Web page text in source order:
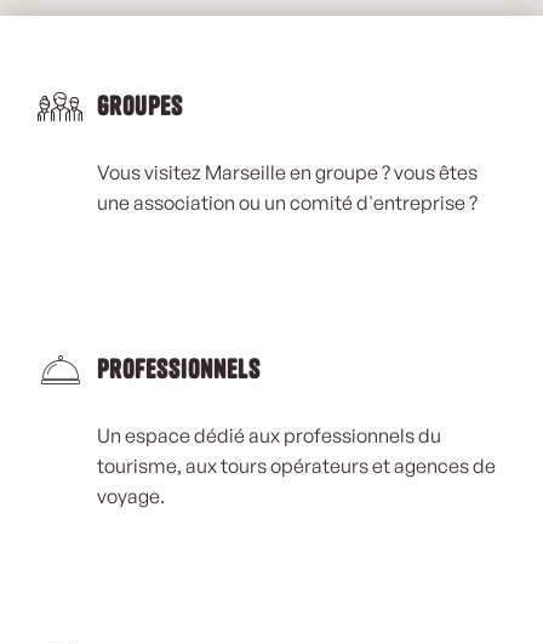
Groupes
Vous visitez Marseille en groupe ? vous êtes
une association ou un comité d'entreprise ?
Professionnels
Un espace dédié aux professionnels du
tourisme, aux tours opérateurs et agences de
voyage.